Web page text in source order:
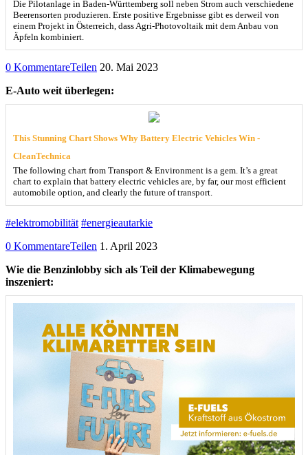
Die Pilotanlage in Baden-Württemberg soll neben Strom auch verschiedene
Beerensorten produzieren. Erste positive Ergebnisse gibt es derweil von
einem Projekt in Österreich, dass Agri-Photovoltaik mit dem Anbau von
Äpfeln kombiniert.
0 KommentareTeilen 20. Mai 2023
E-Auto weit überlegen:
This Stunning Chart Shows Why Battery Electric Vehicles Win -
CleanTechnica
The following chart from Transport & Environment is a gem. It’s a great
chart to explain that battery electric vehicles are, by far, our most efficient
automobile option, and clearly the future of transport.
#elektromobilität #energieautarkie
0 KommentareTeilen 1. April 2023
Wie die Benzinlobby sich als Teil der Klimabewegung
inszeniert: